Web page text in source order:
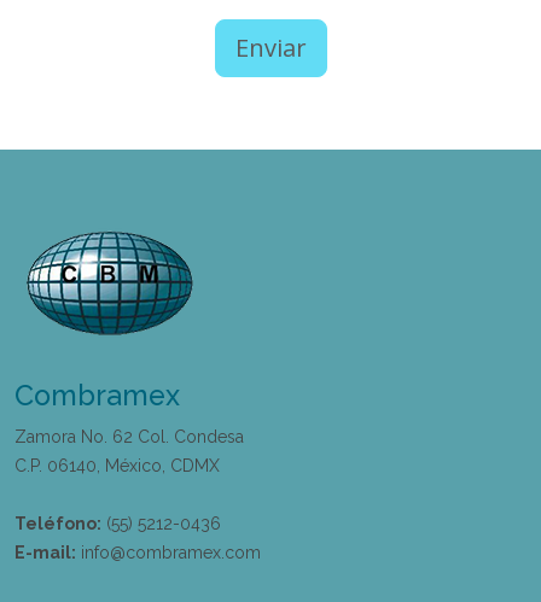
Combramex
Zamora No. 62 Col. Condesa
C.P. 06140, México, CDMX
Teléfono: (55) 5212-0436
E-mail: info@combramex.com